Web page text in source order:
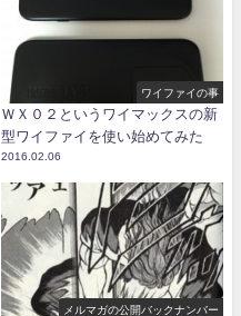
ワイファイの事
ＷＸ０２というワイマックスの新
型ワイファイを使い始めてみた
2016.02.06
メルマガの公開バックナンバー